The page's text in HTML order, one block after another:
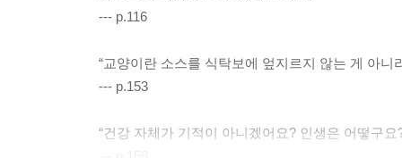
--- p.116
“교양이란 소스를 식탁보에 엎지르지 않는 게 아
--- p.153
“건강 자체가 기적이 아니겠어요? 인생은 어떻구